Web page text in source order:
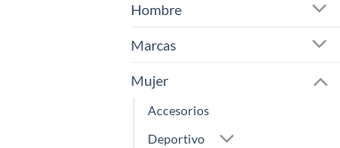
Hombre
Marcas
Mujer
Accesorios
Deportivo